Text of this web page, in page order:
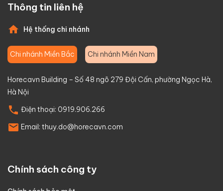
Thông tin liên hệ
Hệ thống chi nhánh
Chi nhánh Miền Bắc Chi nhánh Miền Nam
Horecavn Building – Số 48 ngõ 279 Đội Cấn, phường Ngọc Hà,
Hà Nội
Điện thoại: 0919.906.266
Email: thuy.do@horecavn.com
Chính sách công ty